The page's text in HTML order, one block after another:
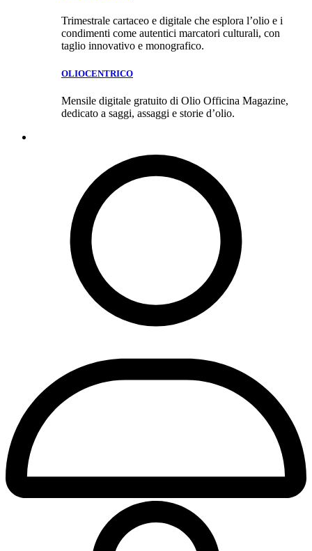
Trimestrale cartaceo e digitale che esplora l’olio e i
condimenti come autentici marcatori culturali, con
taglio innovativo e monografico.
OLIOCENTRICO
Mensile digitale gratuito di Olio Officina Magazine,
dedicato a saggi, assaggi e storie d’olio.